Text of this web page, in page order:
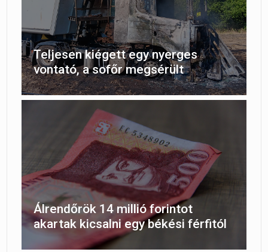
Teljesen kiégett egy nyerges
vontató, a sofőr megsérült
Álrendőrök 14 millió forintot
akartak kicsalni egy békési férfitól